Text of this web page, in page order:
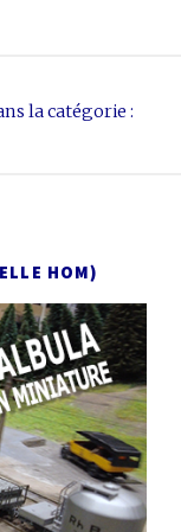
la catégorie :
HOM)